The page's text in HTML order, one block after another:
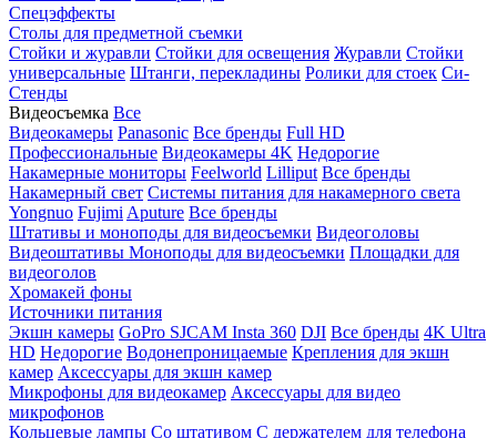
Спецэффекты
Столы для предметной съемки
Стойки и журавли Стойки для освещения Журавли Стойки
универсальные Штанги, перекладины Ролики для стоек Си-
Стенды
Видеосъемка Все
Видеокамеры Panasonic Все бренды Full HD
Профессиональные Видеокамеры 4K Недорогие
Накамерные мониторы Feelworld Lilliput Все бренды
Накамерный свет Системы питания для накамерного света
Yongnuo Fujimi Aputure Все бренды
Штативы и моноподы для видеосъемки Видеоголовы
Видеоштативы Моноподы для видеосъемки Площадки для
видеоголов
Хромакей фоны
Источники питания
Экшн камеры GoPro SJCAM Insta 360 DJI Все бренды 4K Ultra
HD Недорогие Водонепроницаемые Крепления для экшн
камер Аксессуары для экшн камер
Микрофоны для видеокамер Аксессуары для видео
микрофонов
Кольцевые лампы Со штативом C держателем для телефона